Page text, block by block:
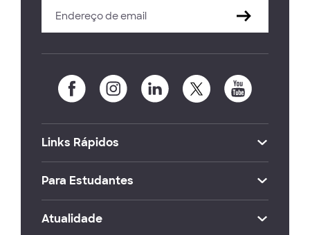
Links Rápidos
Para Estudantes
Atualidade